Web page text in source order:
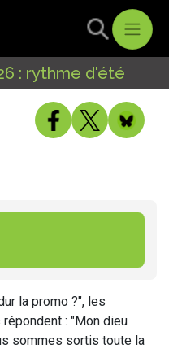
: rythme d'été
la promo ?", les
: "Mon dieu
sommes sortis toute la